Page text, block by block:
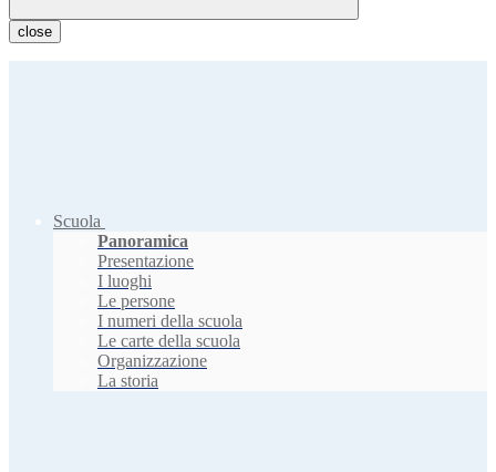
close
Scuola
Panoramica
Presentazione
I luoghi
Le persone
I numeri della scuola
Le carte della scuola
Organizzazione
La storia